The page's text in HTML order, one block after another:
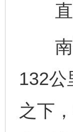
直面
南海
132公
之下